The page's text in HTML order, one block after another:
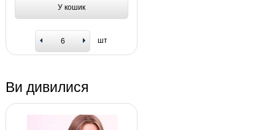
У кошик
шт
Ви дивилися